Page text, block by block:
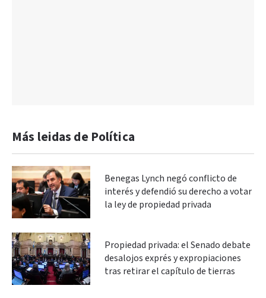
Más leidas de Política
Benegas Lynch negó conflicto de
interés y defendió su derecho a votar
la ley de propiedad privada
Propiedad privada: el Senado debate
desalojos exprés y expropiaciones
tras retirar el capítulo de tierras